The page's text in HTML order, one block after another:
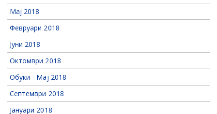
Мај 2018
Февруари 2018
Јуни 2018
Октомври 2018
Обуки - Мај 2018
Септември 2018
Јануари 2018